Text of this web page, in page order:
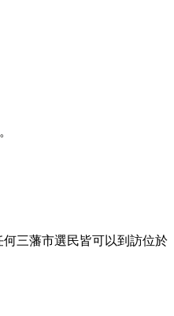
。
三藩市選民皆可以到訪位於